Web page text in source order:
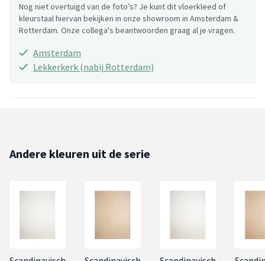
Nog niet overtuigd van de foto’s? Je kunt dit vloerkleed of
kleurstaal hiervan bekijken in onze showroom in Amsterdam &
Rotterdam. Onze collega's beantwoorden graag al je vragen.
Amsterdam
Lekkerkerk (nabij Rotterdam)
Andere kleuren uit de serie